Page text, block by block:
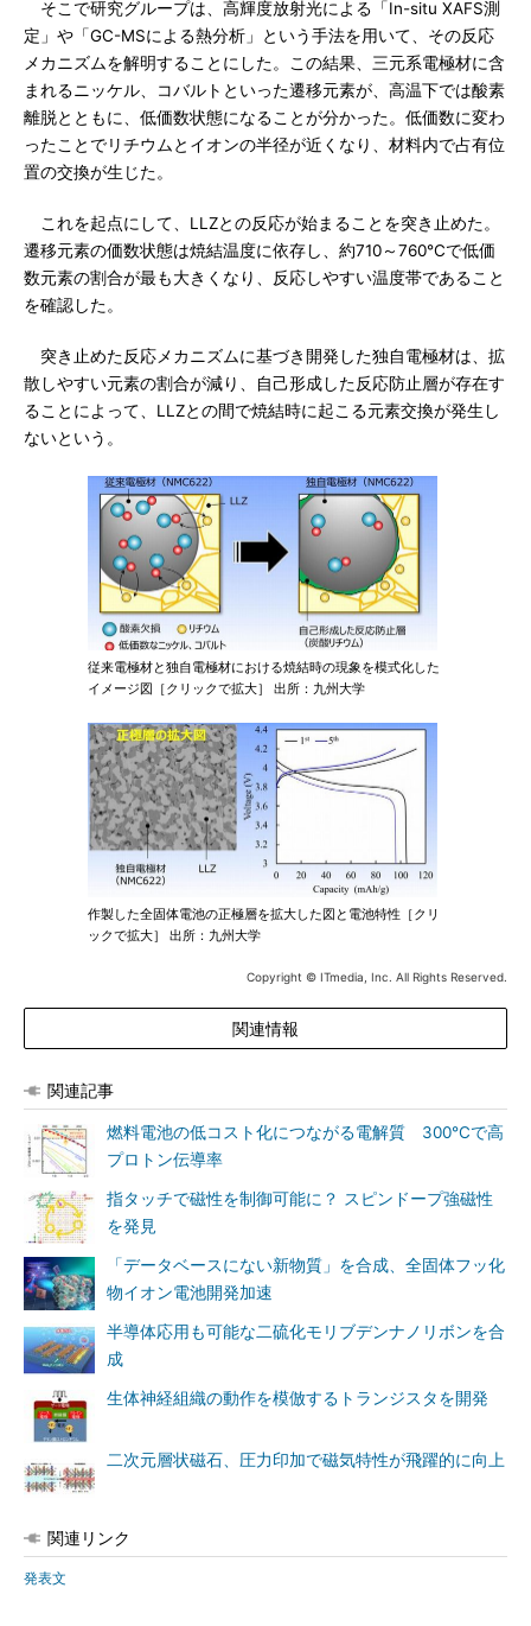
そこで研究グループは、高輝度放射光による「In-situ XAFS測
定」や「GC-MSによる熱分析」という手法を用いて、その反応
メカニズムを解明することにした。この結果、三元系電極材に含
まれるニッケル、コバルトといった遷移元素が、高温下では酸素
離脱とともに、低価数状態になることが分かった。低価数に変わ
ったことでリチウムとイオンの半径が近くなり、材料内で占有位
置の交換が生じた。
これを起点にして、LLZとの反応が始まることを突き止めた。
遷移元素の価数状態は焼結温度に依存し、約710～760℃で低価
数元素の割合が最も大きくなり、反応しやすい温度帯であること
を確認した。
突き止めた反応メカニズムに基づき開発した独自電極材は、拡
散しやすい元素の割合が減り、自己形成した反応防止層が存在す
ることによって、LLZとの間で焼結時に起こる元素交換が発生し
ないという。
従来電極材と独自電極材における焼結時の現象を模式化した
イメージ図［クリックで拡大］ 出所：九州大学
作製した全固体電池の正極層を拡大した図と電池特性［クリ
ックで拡大］ 出所：九州大学
Copyright © ITmedia, Inc. All Rights Reserved.
関連情報
関連記事
燃料電池の低コスト化につながる電解質 300℃で高
プロトン伝導率
指タッチで磁性を制御可能に？ スピンドープ強磁性
を発見
「データベースにない新物質」を合成、全固体フッ化
物イオン電池開発加速
半導体応用も可能な二硫化モリブデンナノリボンを合
成
生体神経組織の動作を模倣するトランジスタを開発
二次元層状磁石、圧力印加で磁気特性が飛躍的に向上
関連リンク
発表文